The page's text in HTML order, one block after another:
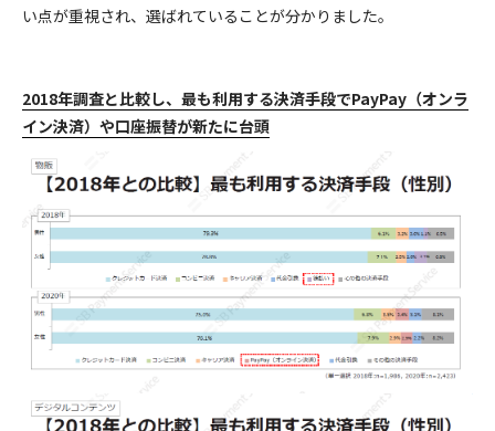
い点が重視され、選ばれていることが分かりました。
2018年調査と比較し、最も利用する決済手段でPayPay（オンラ
イン決済）や口座振替が新たに台頭